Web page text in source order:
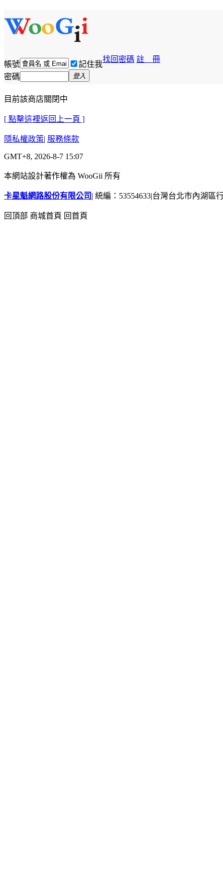
帳號 記住我
找回密碼 註 冊
密碼 登入
目前該商店關閉中
[ 點擊這裡返回上一頁 ]
隱私權政策| 服務條款
GMT+8, 2026-8-7 15:07
本網站設計著作權為 WooGii 所有
卡星魁網路股份有限公司 | 統編：53554633|台灣台北市內湖區
回頂部 商城首頁 回首頁